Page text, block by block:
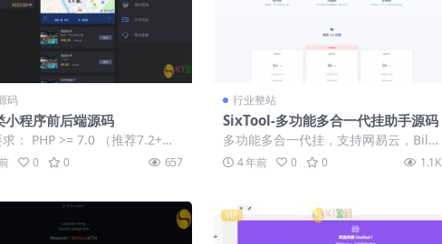
码
小程序前后端源码
： PHP >= 7.0 （推荐7.2+）
5.6...
0 0 657
行业整站
SixTool-多功能多合一代挂助手源码
多功能多合一代挂，支持网易云，Bilib
ili，运动步数等功能代挂，原创程序可
能...4 年前 0 0 1.1K
VIP